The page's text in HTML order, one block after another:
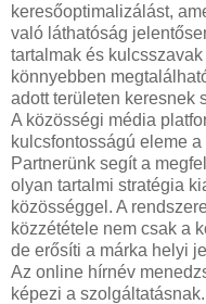
keresőoptimalizálást,
való láthatóság
tartalmak és
könnyebben
adott területen keresnek
A közösségi média
kulcsfontosságú eleme
Partnerünk segít a
olyan tartalmi stratégia
közösséggel. A
közzététele nem csak a
de erősíti a márka helyi
Az online hírnév
képezi a